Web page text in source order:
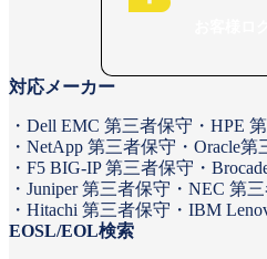
対応メーカー
Dell EMC 第三者保守
HPE
NetApp 第三者保守
Oracle第
F5 BIG-IP 第三者保守
Juniper 第三者保守
NEC 第
Hitachi 第三者保守
IBM
EOSL/EOL検索